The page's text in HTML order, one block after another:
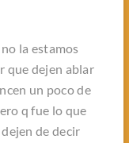
la estamos
que dejen ablar
un poco de
q fue lo que
de decir